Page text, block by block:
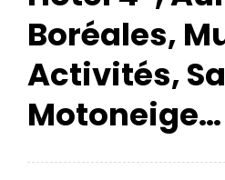
Boréales,
Activités,
Motoneige…